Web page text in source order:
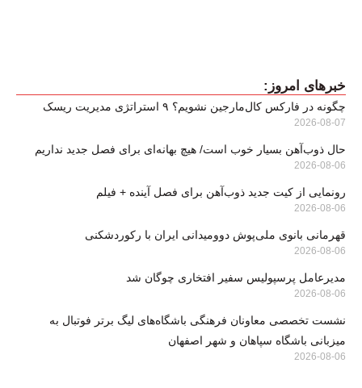
خبرهای امروز:
چگونه در فارکس کال‌مارجین نشویم؟ ۹ استراتژی مدیریت ریسک
2026-08-07
حال ذوب‌آهن بسیار خوب است/ هیچ بهانه‌ای برای فصل جدید نداریم
2026-08-06
رونمایی از کیت جدید ذوب‌آهن برای فصل آینده + فیلم
2026-08-06
قهرمانی بانوی ملی‌پوش دوومیدانی ایران با رکوردشکنی
2026-08-06
مدیرعامل پرسپولیس سفیر افتخاری چوگان شد
2026-08-06
نشست تخصصی معاونان فرهنگی باشگاه‌های لیگ برتر فوتبال به
میزبانی باشگاه سپاهان و شهر اصفهان
2026-08-06